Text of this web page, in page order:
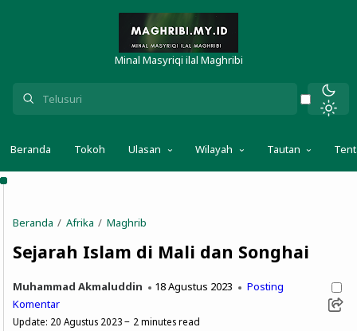
Minal Masyriqi ilal Maghribi
Beranda Tokoh Ulasan Wilayah Tautan
Beranda Afrika Maghrib
Sejarah Islam di Mali dan Songhai
Muhammad Akmaluddin 18 Agustus 2023
Posting
Komentar
Update: 20 Agustus 2023 2 minutes read